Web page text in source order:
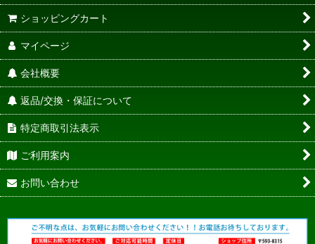
ショッピングカート
マイページ
会社概要
返品/交換・保証について
特定商取引法表示
ご利用案内
お問い合わせ